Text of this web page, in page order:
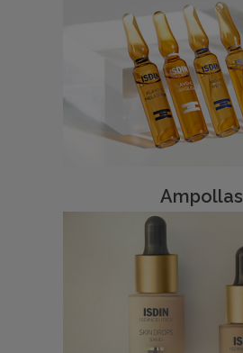
Ampollas